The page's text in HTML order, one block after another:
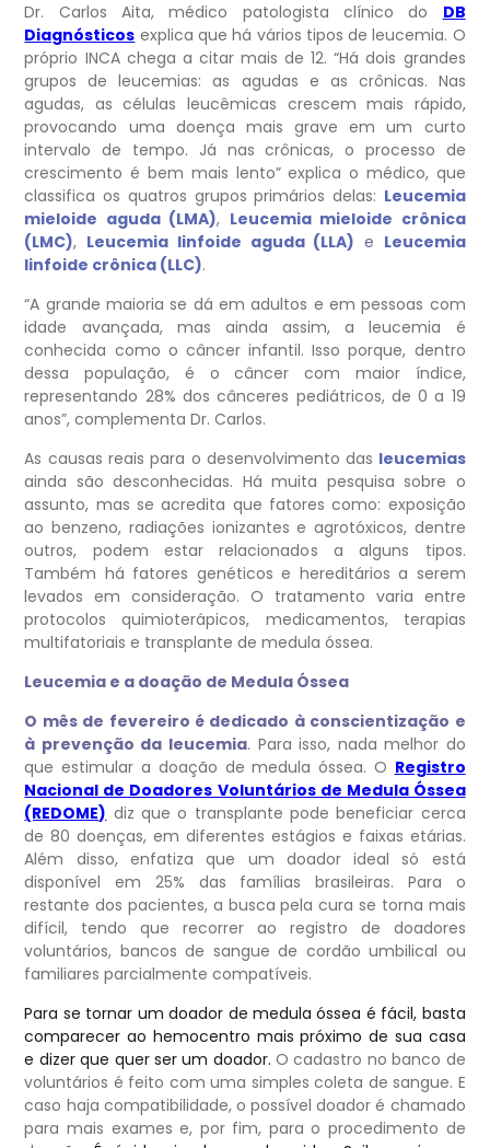
Dr. Carlos Aita, médico patologista clínico do DB
Diagnósticos explica que há vários tipos de leucemia. O
próprio INCA chega a citar mais de 12. “Há dois grandes
grupos de leucemias: as agudas e as crônicas. Nas
agudas, as células leucêmicas crescem mais rápido,
provocando uma doença mais grave em um curto
intervalo de tempo. Já nas crônicas, o processo de
crescimento é bem mais lento” explica o médico, que
classifica os quatros grupos primários delas: Leucemia
mieloide aguda (LMA), Leucemia mieloide crônica
(LMC), Leucemia linfoide aguda (LLA) e Leucemia
linfoide crônica (LLC).
“A grande maioria se dá em adultos e em pessoas com
idade avançada, mas ainda assim, a leucemia é
conhecida como o câncer infantil. Isso porque, dentro
dessa população, é o câncer com maior índice,
representando 28% dos cânceres pediátricos, de 0 a 19
anos”, complementa Dr. Carlos.
As causas reais para o desenvolvimento das leucemias
ainda são desconhecidas. Há muita pesquisa sobre o
assunto, mas se acredita que fatores como: exposição
ao benzeno, radiações ionizantes e agrotóxicos, dentre
outros, podem estar relacionados a alguns tipos.
Também há fatores genéticos e hereditários a serem
levados em consideração. O tratamento varia entre
protocolos quimioterápicos, medicamentos, terapias
multifatoriais e transplante de medula óssea.
Leucemia e a doação de Medula Óssea
O mês de fevereiro é dedicado à conscientização e
à prevenção da leucemia. Para isso, nada melhor do
que estimular a doação de medula óssea. O Registro
Nacional de Doadores Voluntários de Medula Óssea
(REDOME) diz que o transplante pode beneficiar cerca
de 80 doenças, em diferentes estágios e faixas etárias.
Além disso, enfatiza que um doador ideal só está
disponível em 25% das famílias brasileiras. Para o
restante dos pacientes, a busca pela cura se torna mais
difícil, tendo que recorrer ao registro de doadores
voluntários, bancos de sangue de cordão umbilical ou
familiares parcialmente compatíveis.
Para se tornar um doador de medula óssea é fácil, basta
comparecer ao hemocentro mais próximo de sua casa
e dizer que quer ser um doador. O cadastro no banco de
voluntários é feito com uma simples coleta de sangue. E
caso haja compatibilidade, o possível doador é chamado
para mais exames e, por fim, para o procedimento de